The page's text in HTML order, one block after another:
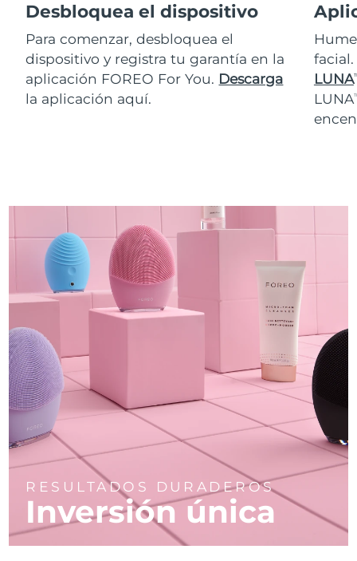
Desbloquea el dispositivo
Para comenzar, desbloquea el
dispositivo y registra tu garantía en la
aplicación FOREO For You. Descarga
la aplicación aquí.
LUNA
LUNA
RESULTADOS DURADEROS
Inversión única